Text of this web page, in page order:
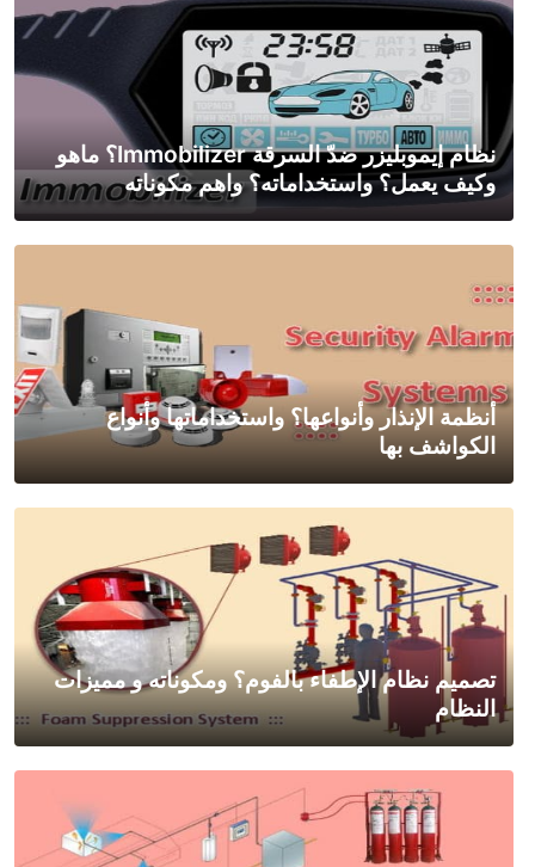
نظام إيموبليزر ضدّ السرقة Immobilizer؟ ماهو
وكيف يعمل؟ واستخداماته؟ واهم مكوناته
أنظمة الإنذار وأنواعها؟ واستخداماتها وأنواع
الكواشف بها
تصميم نظام الإطفاء بالفوم؟ ومكوناته و مميزات
النظام